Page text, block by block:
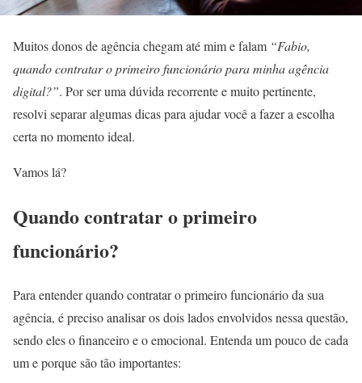
Muitos donos de agência chegam até mim e falam “Fabio,
quando contratar o primeiro funcionário para minha agência
digital?”. Por ser uma dúvida recorrente e muito pertinente,
resolvi separar algumas dicas para ajudar você a fazer a escolha
certa no momento ideal.
Vamos lá?
Quando contratar o primeiro
funcionário?
Para entender quando contratar o primeiro funcionário da sua
agência, é preciso analisar os dois lados envolvidos nessa questão,
sendo eles o financeiro e o emocional. Entenda um pouco de cada
um e porque são tão importantes: